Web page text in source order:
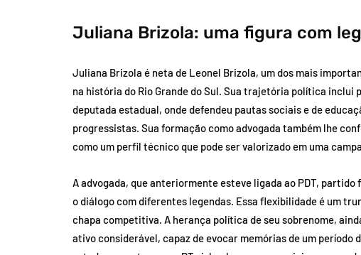
Juliana Brizola: uma figura com
Juliana Brizola é neta de Leonel Brizola, um dos mais
na história do Rio Grande do Sul. Sua trajetória política inclui
deputada estadual, onde defendeu pautas sociais e de
progressistas. Sua formação como advogada também lhe
como um perfil técnico que pode ser valorizado em uma
A advogada, que anteriormente esteve ligada ao PDT,
o diálogo com diferentes legendas. Essa flexibilidade é um
chapa competitiva. A herança política de seu sobrenome,
ativo considerável, capaz de evocar memórias de um